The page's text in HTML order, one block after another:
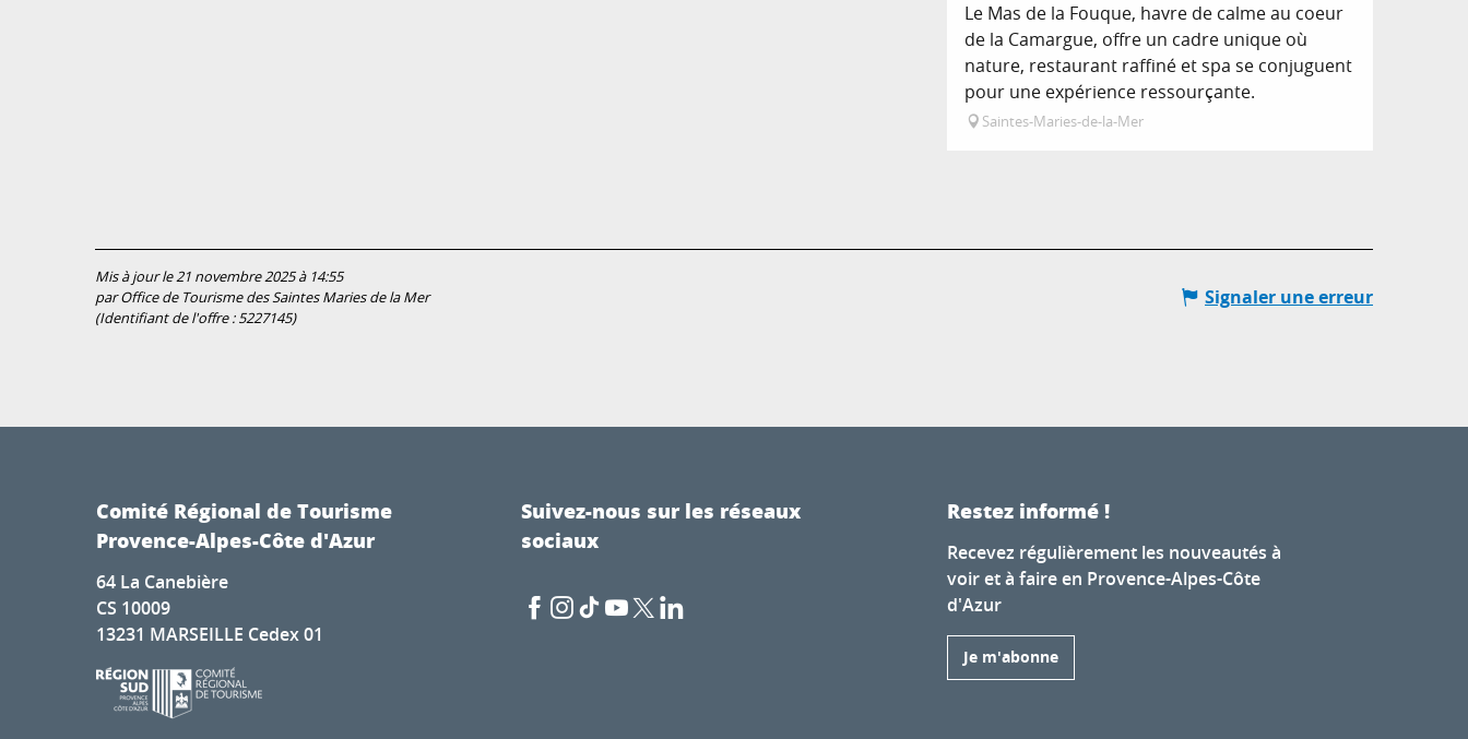
Le Mas de la Fouque, havre de calme au coeur
de la Camargue, offre un cadre unique où
nature, restaurant raffiné et spa se conjuguent
pour une expérience ressourçante.
Saintes-Maries-de-la-Mer
Mis à jour le 21 novembre 2025 à 14:55
par Office de Tourisme des Saintes Maries de la Mer
(Identifiant de l'offre :5227145)
Signaler une erreur
Comité Régional de Tourisme
Provence-Alpes-Côte d'Azur
64 La Canebière
CS 10009
13231 MARSEILLE Cedex 01
Suivez-nous sur les réseaux
sociaux
Restez informé !
Recevez régulièrement les nouveautés à
voir et à faire en Provence-Alpes-Côte
d'Azur
Je m'abonne